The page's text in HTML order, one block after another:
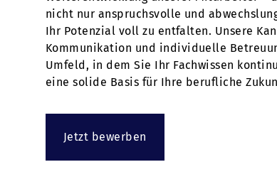
nicht nur anspruchsvolle und
Ihr Potenzial voll zu entfalten. Unsere
Kommunikation und individuelle
Umfeld, in dem Sie Ihr Fachwissen
eine solide Basis für Ihre berufliche
Jetzt bewerben